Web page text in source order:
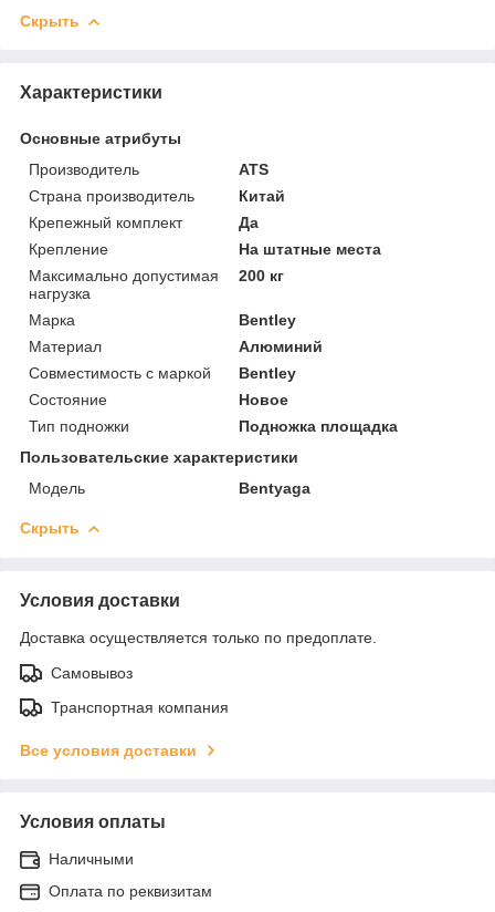
Скрыть
Характеристики
Основные атрибуты
Производитель
ATS
Страна производитель
Китай
Крепежный комплект
Да
Крепление
На штатные места
Максимально допустимая
нагрузка
200 кг
Марка
Bentley
Материал
Алюминий
Совместимость с маркой
Bentley
Состояние
Новое
Тип подножки
Подножка площадка
Пользовательские характеристики
Модель
Bentyaga
Скрыть
Условия доставки
Доставка осуществляется только по предоплате.
Самовывоз
Транспортная компания
Все условия доставки
Условия оплаты
Наличными
Оплата по реквизитам